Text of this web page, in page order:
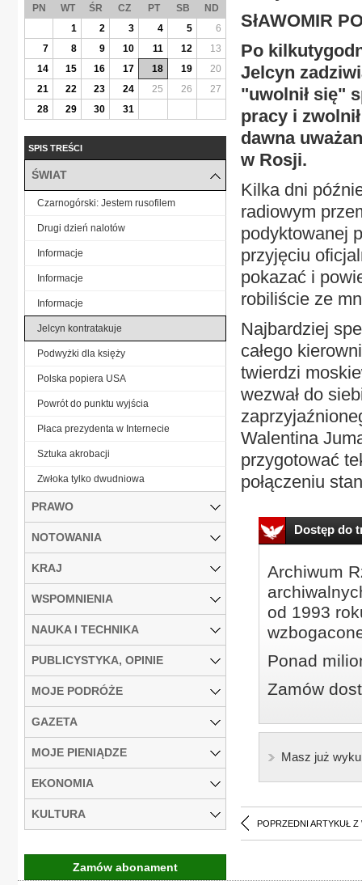
SłAWOMIR
Po
Jelcyn
"uwolnił się"
pracy i
dawna
w Rosji.
Kilka dni
radiowym
podyktowanej
przyjęciu
pokazać i
robiliście ze
Najbardziej
całego
twierdzi
wezwał do
Walentina
przygotować
połączeniu
Dostęp do
Archiwum
od 1993
Ponad
Zamów
Masz już
POPRZEDNI ARTYKUŁ Z
PN WT ŚR CZ PT SB
ND
1
2 3 4 5
6
7
8 9 10 11 12
13
14
15 16 17 18 19
20
21
22 23 24 25 26
27
28
29 30 31
SPIS TREŚCI
ŚWIAT
Czarnogórski: Jestem rusofilem
Drugi dzień nalotów
Informacje
Informacje
Informacje
Jelcyn kontratakuje
Podwyżki dla księży
Polska popiera USA
Powrót do punktu wyjścia
Płaca prezydenta w Internecie
Sztuka akrobacji
Zwłoka tylko dwudniowa
PRAWO
NOTOWANIA
KRAJ
WSPOMNIENIA
NAUKA I TECHNIKA
PUBLICYSTYKA, OPINIE
MOJE PODRÓŻE
GAZETA
MOJE PIENIĄDZE
EKONOMIA
KULTURA
Zamów abonament